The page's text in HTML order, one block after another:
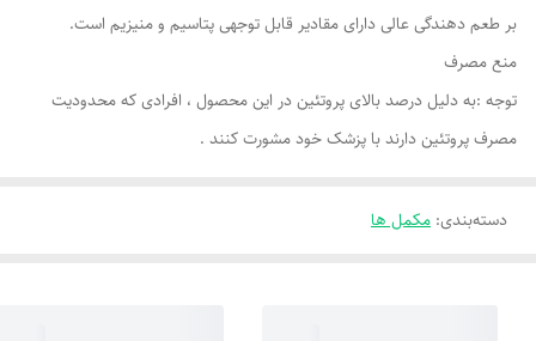
بر طعم دهندگی عالی دارای مقادیر قابل توجهی پتاسیم و منیزیم است.
منع مصرف
توجه :به دلیل درصد بالای پروتئین در این محصول ، افرادی که محدودیت
مصرف پروتئین دارند با پزشک خود مشورت کنند .
دسته‌بندی: مکمل ها